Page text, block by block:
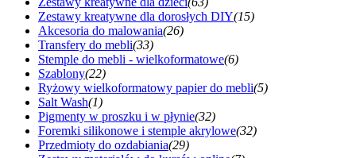
Zestawy kreatywne dla dorosłych DIY(15)
Akcesoria do malowania(26)
Transfery do mebli(33)
Stemple do mebli - wielkoformatowe(6)
Szablony(22)
Ryżowy wielkoformatowy papier do mebli(5)
Salt Wash(1)
Pigmenty w proszku i w płynie(32)
Foremki silikonowe i stemple akrylowe(32)
Przedmioty do ozdabiania(29)